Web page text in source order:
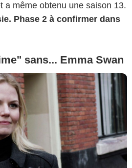
a même obtenu une saison 13.
Phase 2 à confirmer dans
sans... Emma Swan